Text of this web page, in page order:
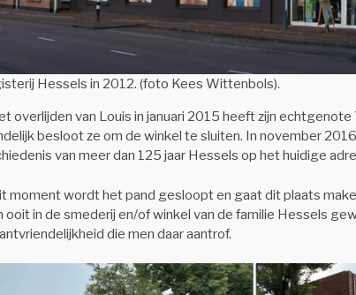
Hessels in 2012. (foto Kees Wittenbols).
overlijden van Louis in januari 2015 heeft zijn
besloot ze om de winkel te sluiten. In november
van meer dan 125 jaar Hessels op het huidige
moment wordt het pand gesloopt en gaat dit plaats
ooit in de smederij en/of winkel van de familie Hessels
die men daar aantrof.